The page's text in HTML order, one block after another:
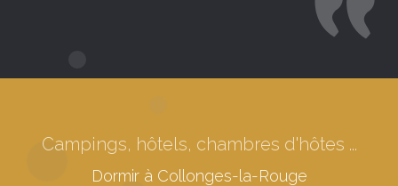
Campings, hôtels, chambres d'hôtes ...
Dormir à Collonges-la-Rouge
Campings à Collonges-la-Rouge